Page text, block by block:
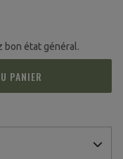
bon état général.
PANIER